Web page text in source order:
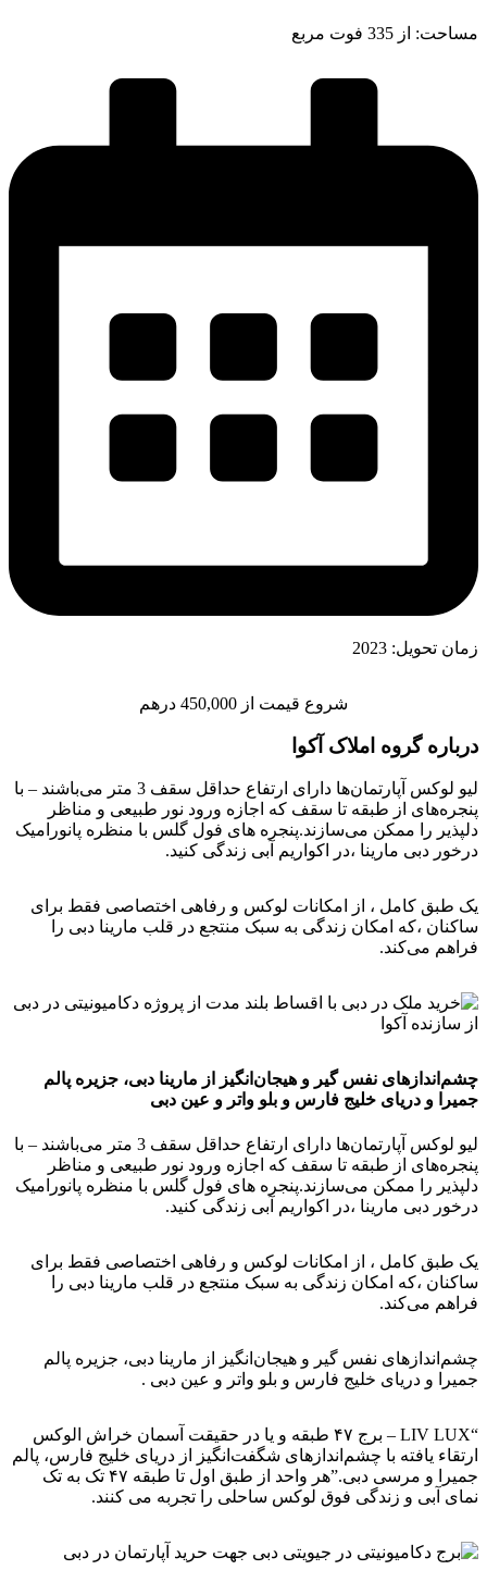
مساحت: از 335 فوت مربع
زمان تحویل: 2023
شروع قیمت از 450,000 درهم
درباره گروه املاک آکوا
لیو لوکس آپارتمان‌ها دارای ارتفاع حداقل سقف 3 متر می‌باشند – با
پنجره‌های از طبقه تا سقف که اجازه ورود نور طبیعی و مناظر
دلپذیر را ممکن می‌سازند.پنجره های فول گلس با منظره پانورامیک
درخور دبی مارینا ،در اکواریم آبی زندگی کنید.
یک طبق کامل ، از امکانات لوکس و رفاهی اختصاصی فقط برای
ساکنان ،که امکان زندگی به سبک منتجع در قلب مارینا دبی را
فراهم می‌کند.
چشم‌اندازهای نفس گیر و هیجان‌انگیز از مارینا دبی، جزیره پالم
جمیرا و دریای خلیج فارس و بلو واتر و عین دبی
لیو لوکس آپارتمان‌ها دارای ارتفاع حداقل سقف 3 متر می‌باشند – با
پنجره‌های از طبقه تا سقف که اجازه ورود نور طبیعی و مناظر
دلپذیر را ممکن می‌سازند.پنجره های فول گلس با منظره پانورامیک
درخور دبی مارینا ،در اکواریم آبی زندگی کنید.
یک طبق کامل ، از امکانات لوکس و رفاهی اختصاصی فقط برای
ساکنان ،که امکان زندگی به سبک منتجع در قلب مارینا دبی را
فراهم می‌کند.
چشم‌اندازهای نفس گیر و هیجان‌انگیز از مارینا دبی، جزیره پالم
جمیرا و دریای خلیج فارس و بلو واتر و عین دبی .
“LIV LUX – برج ۴۷ طبقه و یا در حقیقت آسمان خراش الوکس
ارتقاء یافته با چشم‌اندازهای شگفت‌انگیز از دریای خلیج فارس، پالم
جمیرا و مرسی دبی.”هر واحد از طبق اول تا طبقه ۴۷ تک به تک
نمای آبی و زندگی فوق لوکس ساحلی را تجربه می کنند.